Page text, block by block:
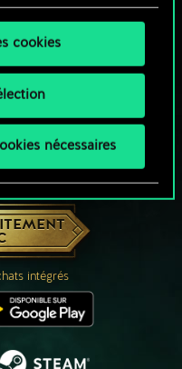
cookies
nécessaires
DE GWENT ?
intégrés